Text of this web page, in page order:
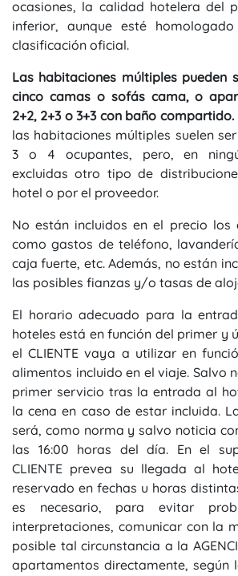
ocasiones, la calidad hotelera del
inferior, aunque esté
clasificación oficial.
Las habitaciones múltiples pueden
cinco camas o sofás cama, o
2+2, 2+3 o 3+3 con baño compartido.
las habitaciones múltiples suelen
3 o 4 ocupantes, pero, en
excluidas otro tipo de
hotel o por el proveedor.
No están incluidos en el precio los
como gastos de teléfono,
caja fuerte, etc. Además, no están
las posibles fianzas y/o tasas de
El horario adecuado para la
hoteles está en función del primer y
el CLIENTE vaya a utilizar en
alimentos incluido en el viaje. Salvo
primer servicio tras la entrada al
la cena en caso de estar incluida.
será, como norma y salvo noticia
las 16:00 horas del día. En el
CLIENTE prevea su llegada al
reservado en fechas u horas
es necesario, para evitar
interpretaciones, comunicar con la
posible tal circunstancia a la
apartamentos directamente, según